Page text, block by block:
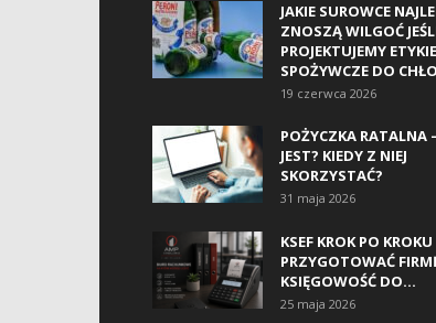
JAKIE SUROWCE
ZNOSZĄ WILGOĆ
PROJEKTUJEMY
SPOŻYWCZE DO
19 czerwca 2026
POŻYCZKA RATALNA
JEST? KIEDY Z NIEJ
SKORZYSTAĆ?
31 maja 2026
KSEF KROK PO KROKU
PRZYGOTOWAĆ
KSIĘGOWOŚĆ DO...
25 maja 2026